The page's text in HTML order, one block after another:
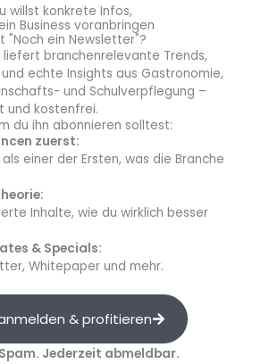
mit Verpflegung auf 5-
durchTim Raue, der Digital-
Vegan-PapstBjörn Moschinskioder
Koch im Bundespräsidialamt – teils
mit dem aktuellen
Auch das ein Erfolgsfaktor: „Wir
hinweg immer wieder innovative
Weitwinkel für den Wissenstransfer
die Planer Convention im
Hoher See oder auch Netzwerk
Gründungsmitglied und
20 Jahren mit
und Begeisterung
willst konkrete Infos,
Business voranbringen
"Noch ein Newsletter"?
liefert branchenrelevante Trends,
echte Insights aus Gastronomie,
und Schulverpflegung –
und kostenfrei.
du ihn abonnieren solltest:
zuerst:
einer der Ersten, was die Branche
Inhalte, wie du wirklich besser
& Specials:
Whitepaper und mehr.
& profitieren
Jederzeit abmeldbar.